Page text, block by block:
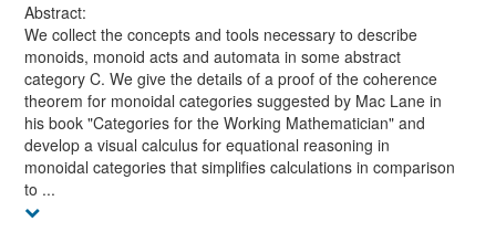
Abstract:
We collect the concepts and tools necessary to describe
monoids, monoid acts and automata in some abstract
category C. We give the details of a proof of the coherence
theorem for monoidal categories suggested by Mac Lane in
his book "Categories for the Working Mathematician" and
develop a visual calculus for equational reasoning in
monoidal categories that simplifies calculations in comparison
to ...